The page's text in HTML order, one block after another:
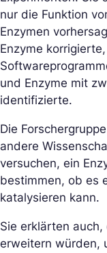
nur die Funktion
Enzymen
Enzyme
und Enzyme mit
identifizierte.
Die
andere
versuchen, ein
bestimmen, ob es
katalysieren kann.
Sie erklärten
erweitern würden,